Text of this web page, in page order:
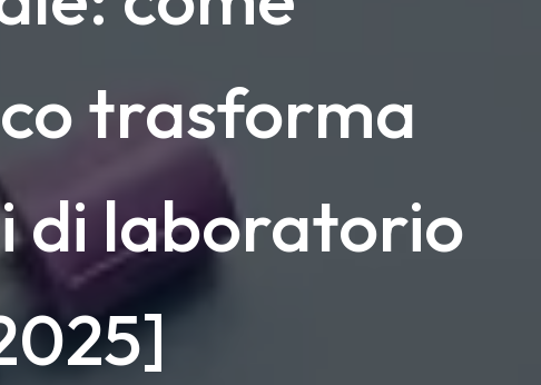
trasforma
di laboratorio